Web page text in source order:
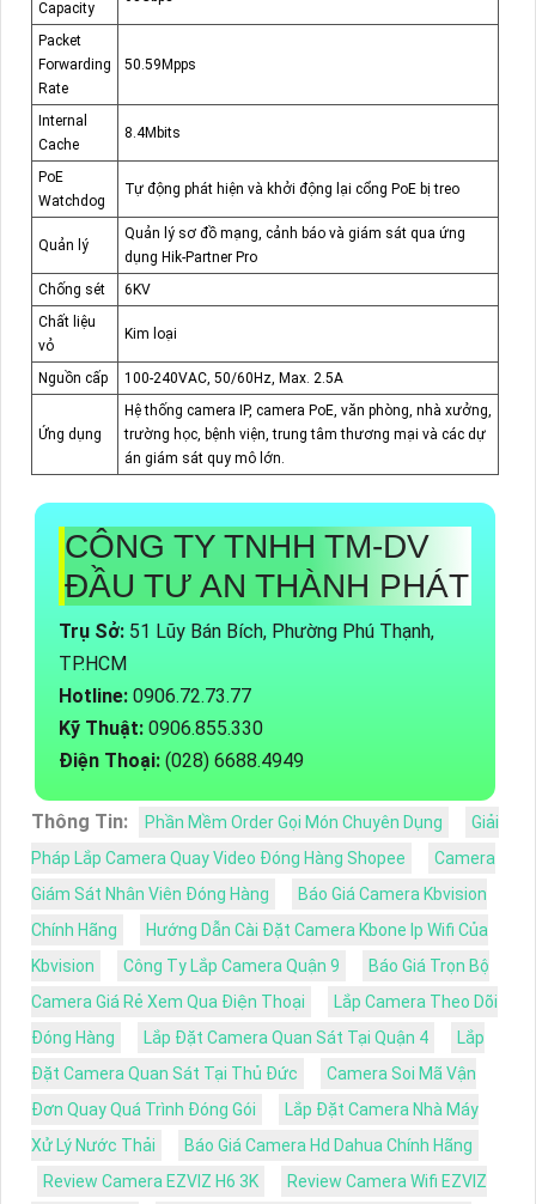
Capacity
Packet
Forwarding
Rate
50.59Mpps
Internal
Cache
8.4Mbits
PoE
Watchdog
Tự động phát hiện và khởi động lại cổng PoE bị treo
Quản lý
Quản lý sơ đồ mạng, cảnh báo và giám sát qua ứng
dụng Hik-Partner Pro
Chống sét
6KV
Chất liệu
vỏ
Kim loại
Nguồn cấp 100-240VAC, 50/60Hz, Max. 2.5A
Ứng dụng
Hệ thống camera IP, camera PoE, văn phòng, nhà xưởng,
trường học, bệnh viện, trung tâm thương mại và các dự
án giám sát quy mô lớn.
CÔNG TY TNHH TM-DV
ĐẦU TƯ AN THÀNH PHÁT
Trụ Sở: 51 Lũy Bán Bích, Phường Phú Thạnh,
TP.HCM
Hotline: 0906.72.73.77
Kỹ Thuật: 0906.855.330
Điện Thoại: (028) 6688.4949
Thông Tin: Phần Mềm Order Gọi Món Chuyên Dụng
Giải
Pháp Lắp Camera Quay Video Đóng Hàng Shopee
Camera
Giám Sát Nhân Viên Đóng Hàng
Báo Giá Camera Kbvision
Chính Hãng
Hướng Dẫn Cài Đặt Camera Kbone Ip Wifi Của
Kbvision
Công Ty Lắp Camera Quận 9
Báo Giá Trọn Bộ
Camera Giá Rẻ Xem Qua Điện Thoại
Lắp Camera Theo Dõi
Đóng Hàng
Lắp Đặt Camera Quan Sát Tại Quận 4
Lắp
Đặt Camera Quan Sát Tại Thủ Đức
Camera Soi Mã Vận
Đơn Quay Quá Trình Đóng Gói
Lắp Đặt Camera Nhà Máy
Xử Lý Nước Thải
Báo Giá Camera Hd Dahua Chính Hãng
Review Camera EZVIZ H6 3K
Review Camera Wifi EZVIZ